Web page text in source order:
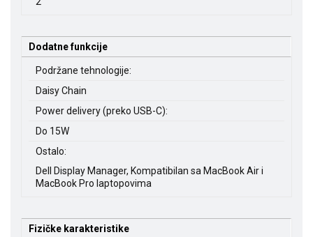
Dodatne funkcije
Podržane tehnologije:
Daisy Chain
Power delivery (preko USB-C):
Do 15W
Ostalo:
Dell Display Manager, Kompatibilan sa MacBook Air i
MacBook Pro laptopovima
Fizičke karakteristike